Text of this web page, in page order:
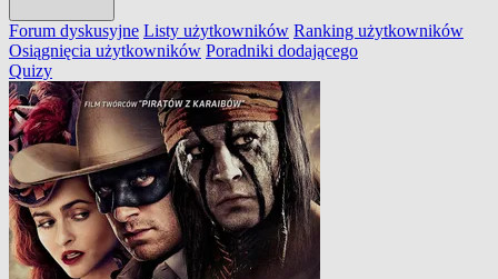
Forum dyskusyjne Listy użytkowników Ranking użytkowników
Osiągnięcia użytkowników Poradniki dodającego
Quizy